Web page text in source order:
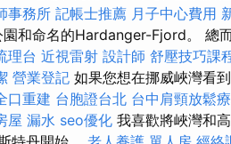
事務所 記帳士推薦 月子中心費用
和命名的Hardanger-Fjord。 總
理台 近視雷射 設計師 舒壓技巧課
營業登記 如果您想在挪威峽灣看
口重建 台胞證台北 台中肩頸放鬆
屋 漏水 seo優化 我喜歡將峽灣和